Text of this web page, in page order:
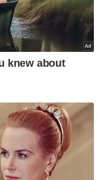
tegas integriti
PDRM terkait isu
perolehan
tidak wajar
kerana
kepada
struktur yang